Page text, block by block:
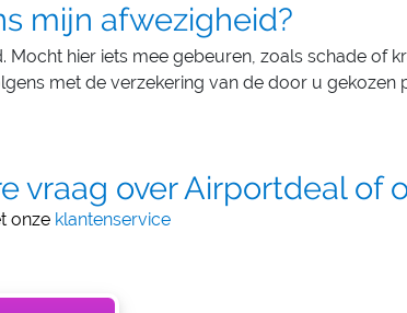
mijn afwezigheid?
hier iets mee gebeuren, zoals schade of
met de verzekering van de door u gekozen
vraag over Airportdeal of
onze klantenservice